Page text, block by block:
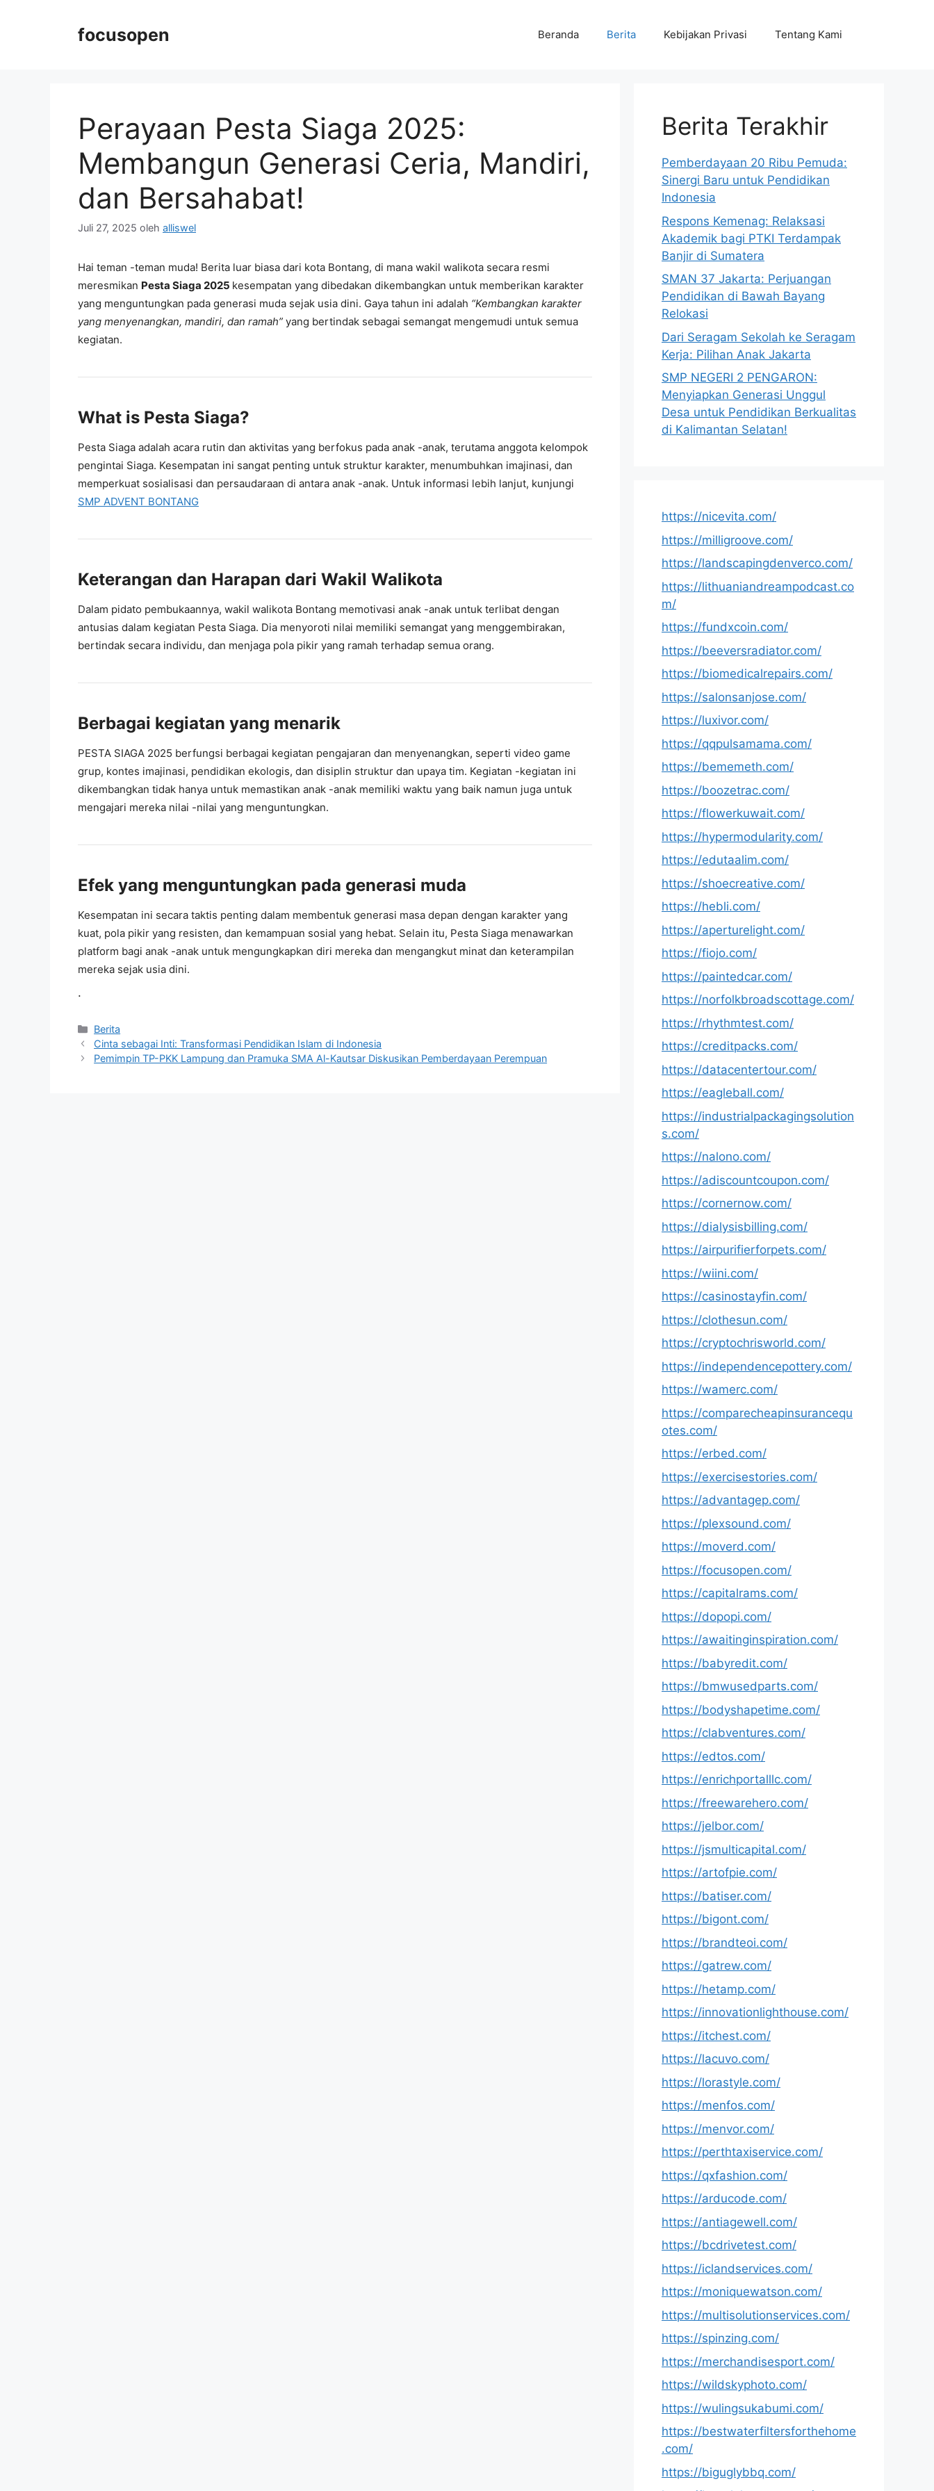
focusopen Beranda Berita Kebijakan Privasi Tentang Kami
Perayaan Pesta Siaga 2025:
Membangun Generasi Ceria, Mandiri,
dan Bersahabat!
Juli 27, 2025 oleh alliswel
Hai teman -teman muda! Berita luar biasa dari kota Bontang, di mana wakil walikota secara resmi
meresmikan Pesta Siaga 2025 kesempatan yang dibedakan dikembangkan untuk memberikan karakter
yang menguntungkan pada generasi muda sejak usia dini. Gaya tahun ini adalah “Kembangkan karakter
yang menyenangkan, mandiri, dan ramah” yang bertindak sebagai semangat mengemudi untuk semua
kegiatan.
What is Pesta Siaga?
Pesta Siaga adalah acara rutin dan aktivitas yang berfokus pada anak -anak, terutama anggota kelompok
pengintai Siaga. Kesempatan ini sangat penting untuk struktur karakter, menumbuhkan imajinasi, dan
memperkuat sosialisasi dan persaudaraan di antara anak -anak. Untuk informasi lebih lanjut, kunjungi
SMP ADVENT BONTANG
Keterangan dan Harapan dari Wakil Walikota
Dalam pidato pembukaannya, wakil walikota Bontang memotivasi anak -anak untuk terlibat dengan
antusias dalam kegiatan Pesta Siaga. Dia menyoroti nilai memiliki semangat yang menggembirakan,
bertindak secara individu, dan menjaga pola pikir yang ramah terhadap semua orang.
Berbagai kegiatan yang menarik
PESTA SIAGA 2025 berfungsi berbagai kegiatan pengajaran dan menyenangkan, seperti video game
grup, kontes imajinasi, pendidikan ekologis, dan disiplin struktur dan upaya tim. Kegiatan -kegiatan ini
dikembangkan tidak hanya untuk memastikan anak -anak memiliki waktu yang baik namun juga untuk
mengajari mereka nilai -nilai yang menguntungkan.
Efek yang menguntungkan pada generasi muda
Kesempatan ini secara taktis penting dalam membentuk generasi masa depan dengan karakter yang
kuat, pola pikir yang resisten, dan kemampuan sosial yang hebat. Selain itu, Pesta Siaga menawarkan
platform bagi anak -anak untuk mengungkapkan diri mereka dan mengangkut minat dan keterampilan
mereka sejak usia dini.
.
Kategori
Berita
Cinta sebagai Inti: Transformasi Pendidikan Islam di Indonesia
Pemimpin TP-PKK Lampung dan Pramuka SMA Al-Kautsar Diskusikan Pemberdayaan Perempuan
Berita Terakhir
Pemberdayaan 20 Ribu Pemuda:
Sinergi Baru untuk Pendidikan
Indonesia
Respons Kemenag: Relaksasi
Akademik bagi PTKI Terdampak
Banjir di Sumatera
SMAN 37 Jakarta: Perjuangan
Pendidikan di Bawah Bayang
Relokasi
Dari Seragam Sekolah ke Seragam
Kerja: Pilihan Anak Jakarta
SMP NEGERI 2 PENGARON:
Menyiapkan Generasi Unggul
Desa untuk Pendidikan Berkualitas
di Kalimantan Selatan!
https://nicevita.com/
https://milligroove.com/
https://landscapingdenverco.com/
https://lithuaniandreampodcast.co
m/
https://fundxcoin.com/
https://beeversradiator.com/
https://biomedicalrepairs.com/
https://salonsanjose.com/
https://luxivor.com/
https://qqpulsamama.com/
https://bememeth.com/
https://boozetrac.com/
https://flowerkuwait.com/
https://hypermodularity.com/
https://edutaalim.com/
https://shoecreative.com/
https://hebli.com/
https://aperturelight.com/
https://fiojo.com/
https://paintedcar.com/
https://norfolkbroadscottage.com/
https://rhythmtest.com/
https://creditpacks.com/
https://datacentertour.com/
https://eagleball.com/
https://industrialpackagingsolution
s.com/
https://nalono.com/
https://adiscountcoupon.com/
https://cornernow.com/
https://dialysisbilling.com/
https://airpurifierforpets.com/
https://wiini.com/
https://casinostayfin.com/
https://clothesun.com/
https://cryptochrisworld.com/
https://independencepottery.com/
https://wamerc.com/
https://comparecheapinsurancequ
otes.com/
https://erbed.com/
https://exercisestories.com/
https://advantagep.com/
https://plexsound.com/
https://moverd.com/
https://focusopen.com/
https://capitalrams.com/
https://dopopi.com/
https://awaitinginspiration.com/
https://babyredit.com/
https://bmwusedparts.com/
https://bodyshapetime.com/
https://clabventures.com/
https://edtos.com/
https://enrichportalllc.com/
https://freewarehero.com/
https://jelbor.com/
https://jsmulticapital.com/
https://artofpie.com/
https://batiser.com/
https://bigont.com/
https://brandteoi.com/
https://gatrew.com/
https://hetamp.com/
https://innovationlighthouse.com/
https://itchest.com/
https://lacuvo.com/
https://lorastyle.com/
https://menfos.com/
https://menvor.com/
https://perthtaxiservice.com/
https://qxfashion.com/
https://arducode.com/
https://antiagewell.com/
https://bcdrivetest.com/
https://iclandservices.com/
https://moniquewatson.com/
https://multisolutionservices.com/
https://spinzing.com/
https://merchandisesport.com/
https://wildskyphoto.com/
https://wulingsukabumi.com/
https://bestwaterfiltersforthehome
.com/
https://biguglybbq.com/